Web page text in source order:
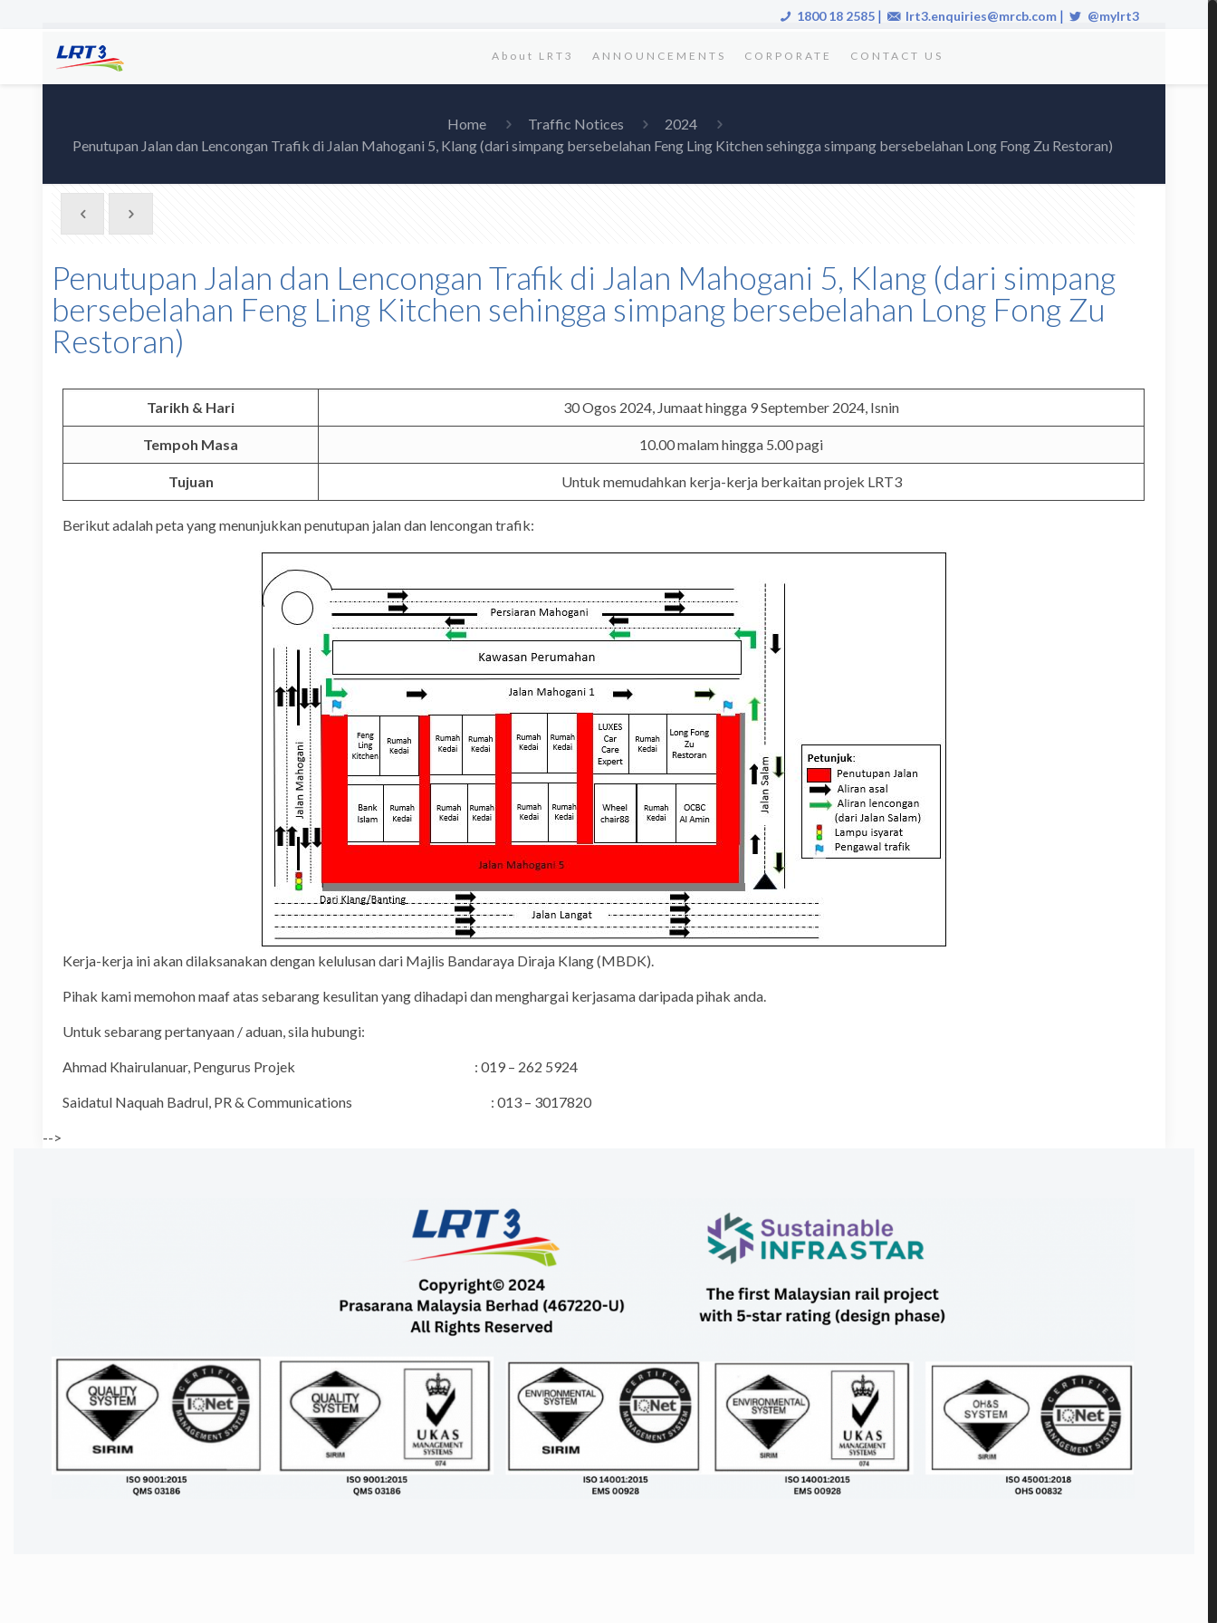
1800 18 2585 | lrt3.enquiries@mrcb.com | @mylrt3
About LRT3 ANNOUNCEMENTS CORPORATE CONTACT US
Home Traffic Notices
2024
Penutupan Jalan dan Lencongan Trafik di Jalan Mahogani 5, Klang (dari simpang bersebelahan Feng Ling Kitchen sehingga simpang bersebelahan Long Fong Zu Restoran)
Penutupan Jalan dan Lencongan Trafik di Jalan Mahogani 5, Klang (dari simpang
bersebelahan Feng Ling Kitchen sehingga simpang bersebelahan Long Fong Zu
Restoran)
Tarikh & Hari 30 Ogos 2024, Jumaat hingga 9 September 2024, Isnin
Tempoh Masa 10.00 malam hingga 5.00 pagi
Tujuan Untuk memudahkan kerja-kerja berkaitan projek LRT3
Berikut adalah peta yang menunjukkan penutupan jalan dan lencongan trafik:
Kerja-kerja ini akan dilaksanakan dengan kelulusan dari Majlis Bandaraya Diraja Klang (MBDK).
Pihak kami memohon maaf atas sebarang kesulitan yang dihadapi dan menghargai kerjasama daripada pihak anda.
Untuk sebarang pertanyaan / aduan, sila hubungi:
Ahmad Khairulanuar, Pengurus Projek : 019 – 262 5924
Saidatul Naquah Badrul, PR & Communications : 013 – 3017820
-->